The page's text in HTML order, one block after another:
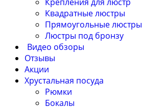
Квадратные люстры
Прямоугольные люстры
Люстры под бронзу
Видео обзоры
Отзывы
Акции
Хрустальная посуда
Рюмки
Бокалы